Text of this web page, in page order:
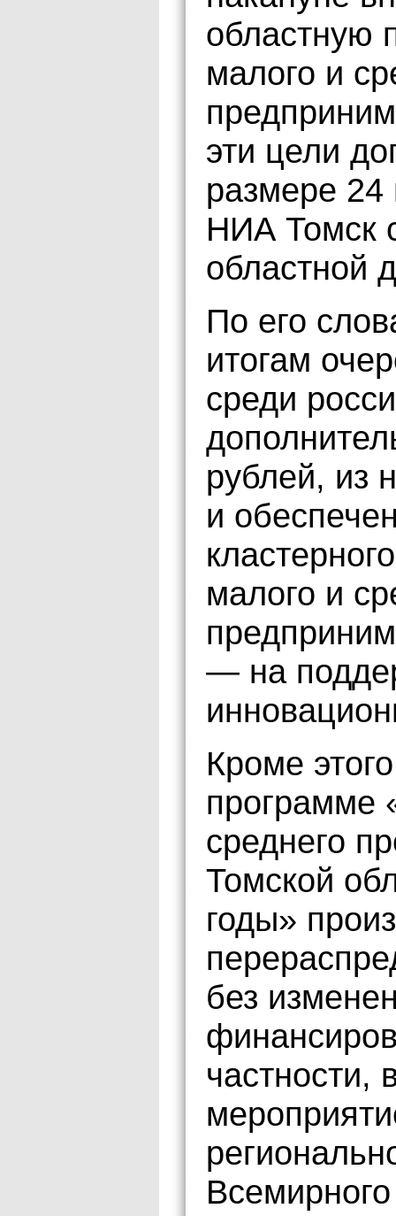
областную
малого и
эти цели
размере
НИА Томск
областной
По его
итогам
среди
рублей, из
и
малого и
— на
Кроме
программе
среднего
Томской
годы»
без
частности,